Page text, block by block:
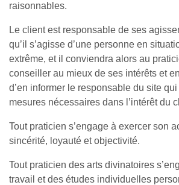
raisonnables.
Le client est responsable de ses
qu’il s’agisse d’une personne en
extrême, et il conviendra alors au
conseiller au mieux de ses intérêts et
d’en informer le responsable du site
mesures nécessaires dans l’intérêt du
Tout praticien s’engage à exercer son
sincérité, loyauté et objectivité.
Tout praticien des arts divinatoires
travail et des études individuelles